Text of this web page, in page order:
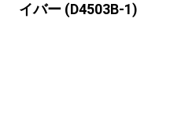
イバー (D4503B-1)